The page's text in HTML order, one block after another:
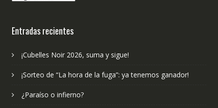
Entradas recientes
¡Cubelles Noir 2026, suma y sigue!
¡Sorteo de “La hora de la fuga”: ya tenemos ganador!
¿Paraíso o infierno?